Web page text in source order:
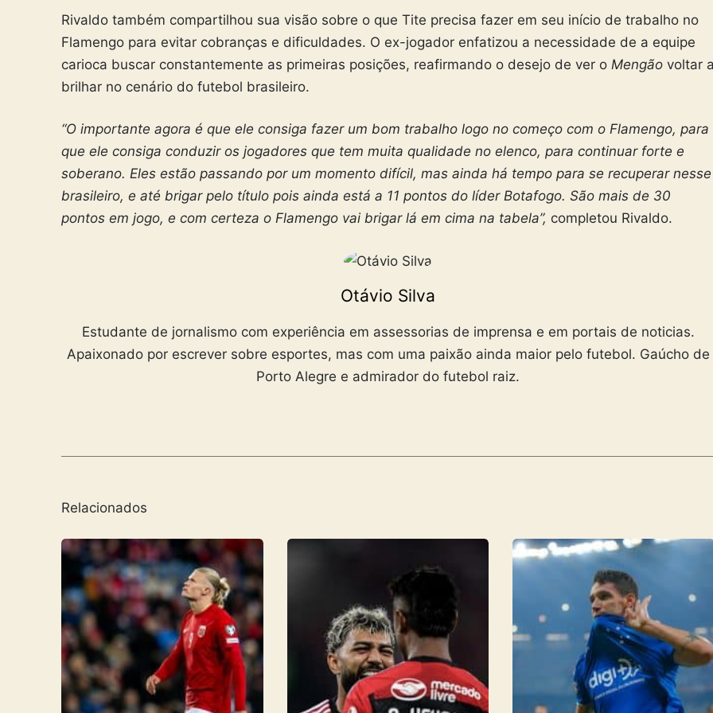
Rivaldo também compartilhou sua visão sobre o que Tite precisa fazer em seu início de trabalho no
Flamengo para evitar cobranças e dificuldades. O ex-jogador enfatizou a necessidade de a equipe
carioca buscar constantemente as primeiras posições, reafirmando o desejo de ver o Mengão voltar
brilhar no cenário do futebol brasileiro.
“O importante agora é que ele consiga fazer um bom trabalho logo no começo com o Flamengo, para
que ele consiga conduzir os jogadores que tem muita qualidade no elenco, para continuar forte e
soberano. Eles estão passando por um momento difícil, mas ainda há tempo para se recuperar nesse
brasileiro, e até brigar pelo título pois ainda está a 11 pontos do líder Botafogo. São mais de 30
pontos em jogo, e com certeza o Flamengo vai brigar lá em cima na tabela”, completou Rivaldo.
Otávio Silva
Estudante de jornalismo com experiência em assessorias de imprensa e em portais de noticias.
Apaixonado por escrever sobre esportes, mas com uma paixão ainda maior pelo futebol. Gaúcho de
Porto Alegre e admirador do futebol raiz.
Relacionados